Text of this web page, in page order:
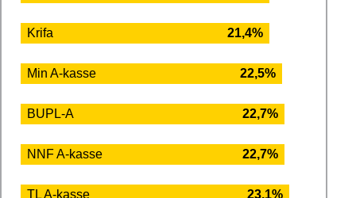
Krifa 21,4%
Min A-kasse 22,5%
BUPL-A 22,7%
NNF A-kasse 22,7%
TL A-kasse 23,1%